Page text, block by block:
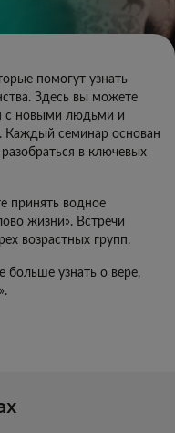
помогут узнать
Здесь вы можете
с новыми людьми и
Каждый семинар основан
в ключевых
принять водное
жизни». Встречи
возрастных групп.
больше узнать о вере,